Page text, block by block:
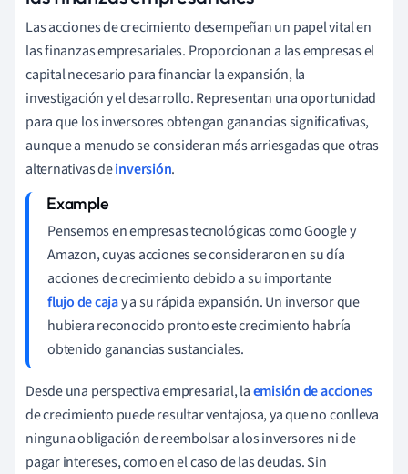
Las acciones de crecimiento desempeñan un papel vital en
las finanzas empresariales. Proporcionan a las empresas el
capital necesario para financiar la expansión, la
investigación y el desarrollo. Representan una oportunidad
para que los inversores obtengan ganancias significativas,
aunque a menudo se consideran más arriesgadas que otras
alternativas deinversión.
Pensemos en empresas tecnológicas como Google y
Amazon, cuyas acciones se consideraron en su día
acciones de crecimiento debido a su importante
flujo de cajay a su rápida expansión. Un inversor que
hubiera reconocido pronto este crecimiento habría
obtenido ganancias sustanciales.
Desde una perspectiva empresarial, laemisión de acciones
de crecimiento puede resultar ventajosa, ya que no conlleva
ninguna obligación de reembolsar a los inversores ni de
pagar intereses, como en el caso de las deudas. Sin